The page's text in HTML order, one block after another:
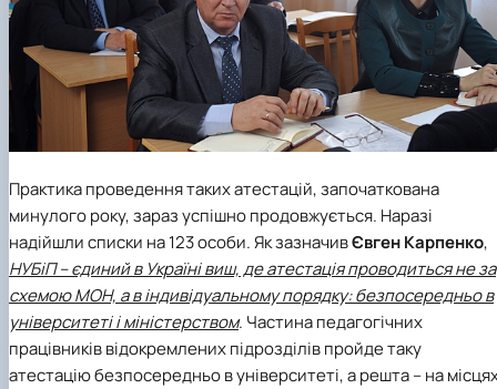
Практика проведення таких атестацій, започаткована
минулого року, зараз успішно продовжується. Наразі
надійшли списки на 123 особи. Як зазначивЄвген Карпенко,
НУБіП – єдиний в Україні виш, де атестація проводиться не за
схемою МОН, а в індивідуальному порядку: безпосередньо в
університеті і міністерством. Частина педагогічних
працівників відокремлених підрозділів пройде таку
атестацію безпосередньо в університеті, а решта – на